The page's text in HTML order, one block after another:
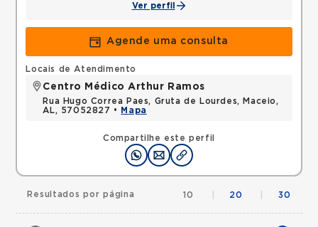
Ver perfil
Agende uma consulta
Compartilhe este perfil
Locais de Atendimento
Centro Médico Arthur Ramos
Rua Hugo Correa Paes, Gruta de Lourdes, Maceio,
AL, 57052827 •
Mapa
Resultados por página 10 20 30